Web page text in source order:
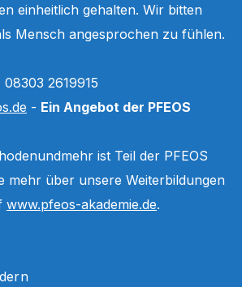
einheitlich gehalten. Wir bitten
Mensch angesprochen zu fühlen.
2619915
- Ein Angebot der PFEOS
ist Teil der PFEOS
mehr über unsere Weiterbildungen
www.pfeos-akademie.de.